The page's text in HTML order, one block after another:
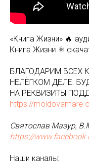
«Книга Жизни» 🔥
Книга Жизни ⚛️
БЛАГОДАРИМ ВСЕХ
НЕЛЁГКОМ ДЕЛЕ.
НА РЕКВИЗИТЫ
https://
Святослав Мазур,
https://
Наши каналы: